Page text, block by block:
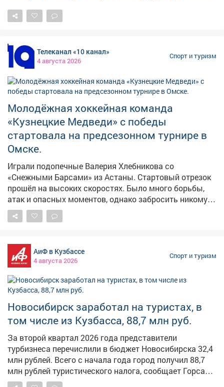
Телеканал «10 канал»
4 августа 2026
Спорт и туризм
Молодёжная хоккейная команда
«Кузнецкие Медведи» с победы
стартовала на предсезонном турнире в
Омске.
Играли подопечные Валерия Хлебникова со
«Снежными Барсами» из Астаны. Стартовый отрезок
прошёл на высоких скоростях. Было много борьбы,
атак и опасных моментов, однако забросить никому
не удалось. Счёт открыли новокузнечане в начале
второго периода. На 5-ой минуте численное
минуты до окончания второго периода казахстанцы -
тоже в большинстве - счёт сравняли. Но уже через 20
секунд Михаил Гуров вновь вывел «Медведей» вперёд,
а ещё через 40 секунд новокузнечане оторвались на
две шайбы. Отличился Илья Шамов. В начале
отставание до минимального, но последнее слово
осталось за нашими ребятами. Илья Шамов вновь
установил окончательный счёт - 4:2 в пользу
«Кузнецких Медведей» Во вторник новокузнечане
отдыхают и наблюдают за соперниками. А 5 августа
«Кузнецкие Медведи» сыграют с «Белыми
АиФ в Кузбассе
4 августа 2026
Спорт и туризм
Новосибирск заработал на туристах, в
том числе из Кузбасса, 88,7 млн руб.
За второй квартал 2026 года представители
турбизнеса перечислили в бюджет Новосибирска 32,4
млн рублей. Всего с начала года город получил 88,7
млн рублей туристического налога, сообщает Горсайт.
Все собранные средства направляют на развитие